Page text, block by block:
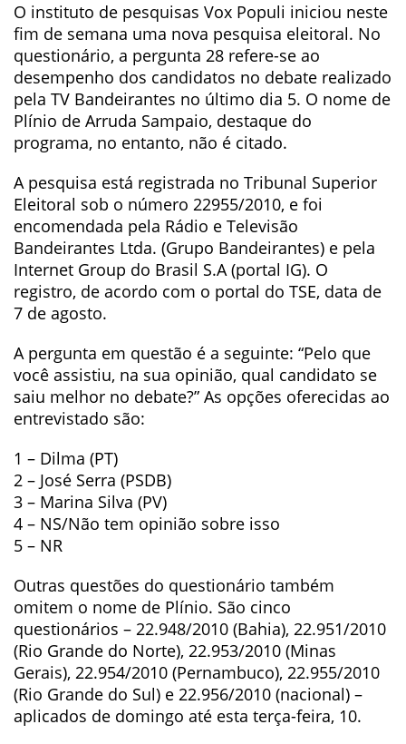
O instituto de pesquisas Vox Populi iniciou neste
fim de semana uma nova pesquisa eleitoral. No
questionário, a pergunta 28 refere-se ao
desempenho dos candidatos no debate realizado
pela TV Bandeirantes no último dia 5. O nome de
Plínio de Arruda Sampaio, destaque do
programa, no entanto, não é citado.
A pesquisa está registrada no Tribunal Superior
Eleitoral sob o número 22955/2010, e foi
encomendada pela Rádio e Televisão
Bandeirantes Ltda. (Grupo Bandeirantes) e pela
Internet Group do Brasil S.A (portal IG). O
registro, de acordo com o portal do TSE, data de
7 de agosto.
A pergunta em questão é a seguinte: “Pelo que
você assistiu, na sua opinião, qual candidato se
saiu melhor no debate?” As opções oferecidas ao
entrevistado são:
1 – Dilma (PT)
2 – José Serra (PSDB)
3 – Marina Silva (PV)
4 – NS/Não tem opinião sobre isso
5 – NR
Outras questões do questionário também
omitem o nome de Plínio. São cinco
questionários – 22.948/2010 (Bahia), 22.951/2010
(Rio Grande do Norte), 22.953/2010 (Minas
Gerais), 22.954/2010 (Pernambuco), 22.955/2010
(Rio Grande do Sul) e 22.956/2010 (nacional) –
aplicados de domingo até esta terça-feira, 10.